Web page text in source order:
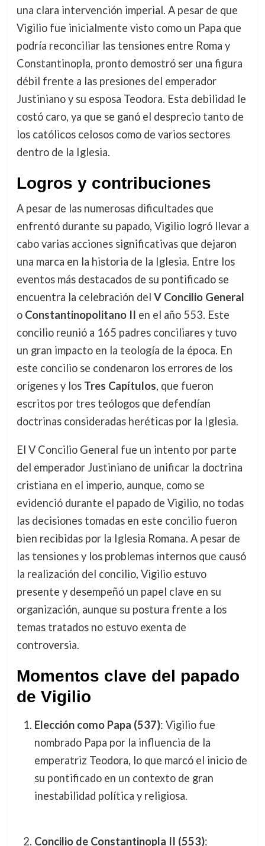
una clara intervención imperial. A pesar de que
Vigilio fue inicialmente visto como un Papa que
podría reconciliar las tensiones entre Roma y
Constantinopla, pronto demostró ser una figura
débil frente a las presiones del emperador
Justiniano y su esposa Teodora. Esta debilidad le
costó caro, ya que se ganó el desprecio tanto de
los católicos celosos como de varios sectores
dentro de la Iglesia.
Logros y contribuciones
A pesar de las numerosas dificultades que
enfrentó durante su papado, Vigilio logró llevar a
cabo varias acciones significativas que dejaron
una marca en la historia de la Iglesia. Entre los
eventos más destacados de su pontificado se
encuentra la celebración del V Concilio General
o Constantinopolitano II en el año 553. Este
concilio reunió a 165 padres conciliares y tuvo
un gran impacto en la teología de la época. En
este concilio se condenaron los errores de los
orígenes y los Tres Capítulos, que fueron
escritos por tres teólogos que defendían
doctrinas consideradas heréticas por la Iglesia.
El V Concilio General fue un intento por parte
del emperador Justiniano de unificar la doctrina
cristiana en el imperio, aunque, como se
evidenció durante el papado de Vigilio, no todas
las decisiones tomadas en este concilio fueron
bien recibidas por la Iglesia Romana. A pesar de
las tensiones y los problemas internos que causó
la realización del concilio, Vigilio estuvo
presente y desempeñó un papel clave en su
organización, aunque su postura frente a los
temas tratados no estuvo exenta de
controversia.
Momentos clave del papado
de Vigilio
Elección como Papa (537): Vigilio fue
nombrado Papa por la influencia de la
emperatriz Teodora, lo que marcó el inicio de
su pontificado en un contexto de gran
inestabilidad política y religiosa.
Concilio de Constantinopla II (553):